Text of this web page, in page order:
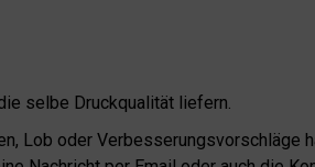
selbe Druckqualität liefern.
Lob oder Verbesserungsvorschläge